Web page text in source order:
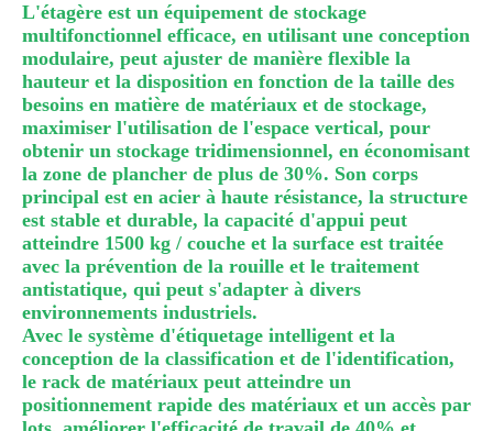
L'étagère est un équipement de stockage
multifonctionnel efficace, en utilisant une conception
modulaire, peut ajuster de manière flexible la
hauteur et la disposition en fonction de la taille des
besoins en matière de matériaux et de stockage,
maximiser l'utilisation de l'espace vertical, pour
obtenir un stockage tridimensionnel, en économisant
la zone de plancher de plus de 30%. Son corps
principal est en acier à haute résistance, la structure
est stable et durable, la capacité d'appui peut
atteindre 1500 kg / couche et la surface est traitée
avec la prévention de la rouille et le traitement
antistatique, qui peut s'adapter à divers
environnements industriels.
Avec le système d'étiquetage intelligent et la
conception de la classification et de l'identification,
le rack de matériaux peut atteindre un
positionnement rapide des matériaux et un accès par